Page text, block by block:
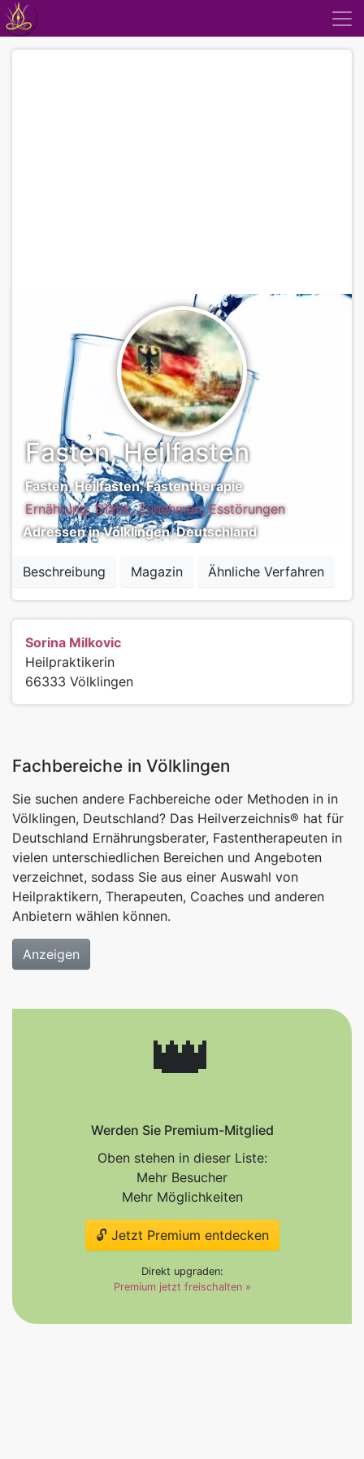
Fasten, Heilfasten
Fasten, Heilfasten, Fastentherapie
Ernährung, Diätik, Zunehmen, Esstörungen
Adressen in Völklingen, Deutschland
Beschreibung Magazin Ähnliche Verfahren
Sorina Milkovic
Heilpraktikerin
66333 Völklingen
Fachbereiche in Völklingen
Sie suchen andere Fachbereiche oder Methoden in in
Völklingen, Deutschland? Das Heilverzeichnis® hat für
Deutschland Ernährungsberater, Fastentherapeuten in
vielen unterschiedlichen Bereichen und Angeboten
verzeichnet, sodass Sie aus einer Auswahl von
Heilpraktikern, Therapeuten, Coaches und anderen
Anbietern wählen können.
Anzeigen
👑
Werden Sie Premium-Mitglied
Oben stehen in dieser Liste:
Mehr Besucher
Mehr Möglichkeiten
🔓 Jetzt Premium entdecken
Direkt upgraden:
Premium jetzt freischalten »